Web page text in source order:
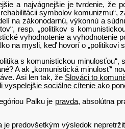
je tvrdenie, že po
symbolov komunizmu“,
na zákonodarnú, výkonnú a
resp. „politikov s
vyhodnotenie a
na mysli, keď hovorí o „politikovi
komunistickou minulosťou“,
A ak „komunistická minulosť“
Asi len tak, že Slováci to
vyspelejšie sociálne cítenie ako
Palku je pravda, absolútna
výsledok